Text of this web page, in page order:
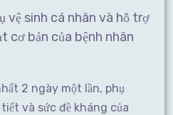
vệ sinh cá nhân và hỗ trợ
cơ bản của bệnh nhân
2 ngày một lần, phụ
và sức đề kháng của